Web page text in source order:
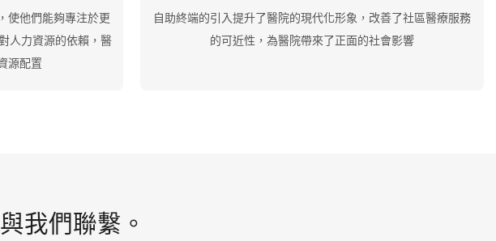
使他們能夠專注於更
人力資源的依賴，醫
源配置
自助終端的引入提升了醫院的現代化形象，改善了社區醫療服務
的可近性，為醫院帶來了正面的社會影響
我們聯繫。